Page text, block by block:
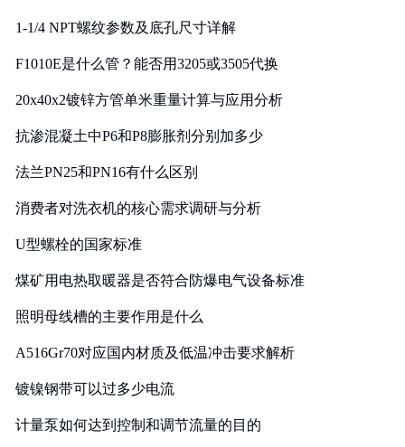
1-1/4 NPT螺纹参数及底孔尺寸详解
F1010E是什么管？能否用3205或3505代换
20x40x2镀锌方管单米重量计算与应用分析
抗渗混凝土中P6和P8膨胀剂分别加多少
法兰PN25和PN16有什么区别
消费者对洗衣机的核心需求调研与分析
U型螺栓的国家标准
煤矿用电热取暖器是否符合防爆电气设备标准
照明母线槽的主要作用是什么
A516Gr70对应国内材质及低温冲击要求解析
镀镍钢带可以过多少电流
计量泵如何达到控制和调节流量的目的